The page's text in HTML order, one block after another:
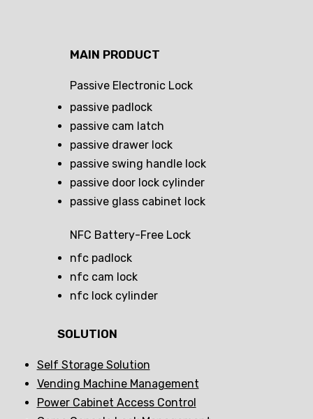
MAIN PRODUCT
Passive Electronic Lock
passive padlock
passive cam latch
passive drawer lock
passive swing handle lock
passive door lock cylinder
passive glass cabinet lock
NFC Battery-Free Lock
nfc padlock
nfc cam lock
nfc lock cylinder
SOLUTION
Self Storage Solution
Vending Machine Management
Power Cabinet Access Control